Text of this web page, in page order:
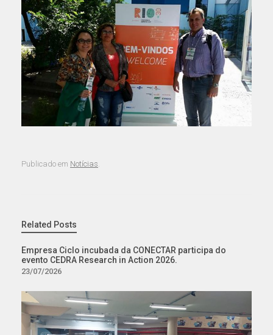
Publicado em Notícias
Related Posts
Empresa Ciclo incubada da CONECTAR participa do
evento CEDRA Research in Action 2026.
23/07/2026